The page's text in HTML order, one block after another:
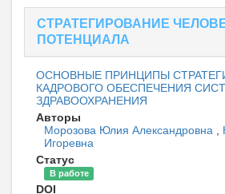
СТРАТЕГИРОВАНИЕ
ПОТЕНЦИАЛА
ОСНОВНЫЕ ПРИНЦИПЫ
КАДРОВОГО ОБЕСПЕЧЕНИЯ
ЗДРАВООХРАНЕНИЯ
Авторы
Морозова Юлия Александровна
Игоревна
Статус
В работе
DOI